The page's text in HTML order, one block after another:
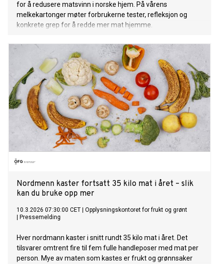
for å redusere matsvinn i norske hjem. På vårens
melkekartonger møter forbrukerne tester, refleksjon og
konkrete grep for å redde mer mat hjemme.
Nordmenn kaster fortsatt 35 kilo mat i året – slik
kan du bruke opp mer
10.3.2026 07:30:00 CET
Opplysningskontoret for frukt og grønt
Pressemelding
Hver nordmann kaster i snitt rundt 35 kilo mat i året. Det
tilsvarer omtrent fire til fem fulle handleposer med mat per
person. Mye av maten som kastes er frukt og grønnsaker